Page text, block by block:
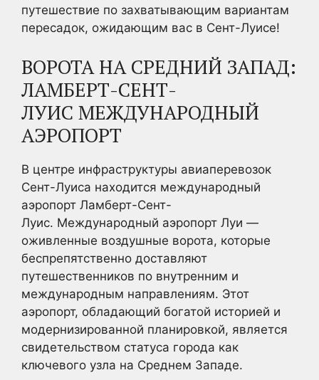
путешествие по захватывающим вариантам
пересадок, ожидающим вас в Сент-Луисе!
ВОРОТА НА СРЕДНИЙ ЗАПАД:
ЛАМБЕРТ-СЕНТ-
ЛУИС МЕЖДУНАРОДНЫЙ
АЭРОПОРТ
В центре инфраструктуры авиаперевозок
Сент-Луиса находится международный
аэропорт Ламберт-Сент-
Луис. Международный аэропорт Луи —
оживленные воздушные ворота, которые
беспрепятственно доставляют
путешественников по внутренним и
международным направлениям. Этот
аэропорт, обладающий богатой историей и
модернизированной планировкой, является
свидетельством статуса города как
ключевого узла на Среднем Западе.